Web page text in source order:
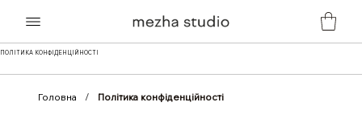
ПОЛІТИКА КОНФІДЕНЦІЙНОСТІ
Головна / Політика конфіденційності